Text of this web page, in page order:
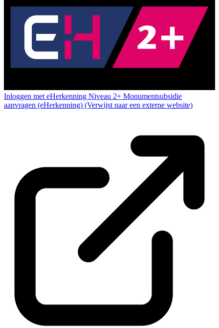
Inloggen met eHerkenning Niveau 2+ Monumentsubsidie
aanvragen (eHerkenning) (Verwijst naar een externe website)